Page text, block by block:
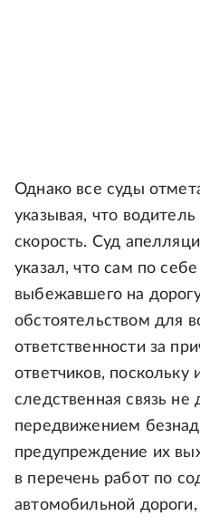
Однако все суды
указывая, что
скорость. Суд
указал, что сам по
выбежавшего на
обстоятельством для
ответственности за
ответчиков, поскольку
следственная связь не
передвижением
предупреждение их
в перечень работ по
автомобильной дороги,